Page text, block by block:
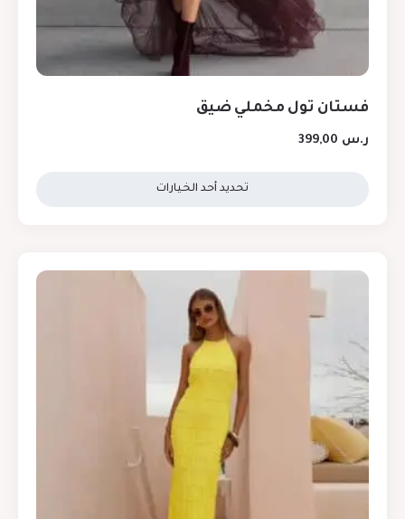
فستان تول مخملي ضيق
ر.س
تحديد أحد الخيارات